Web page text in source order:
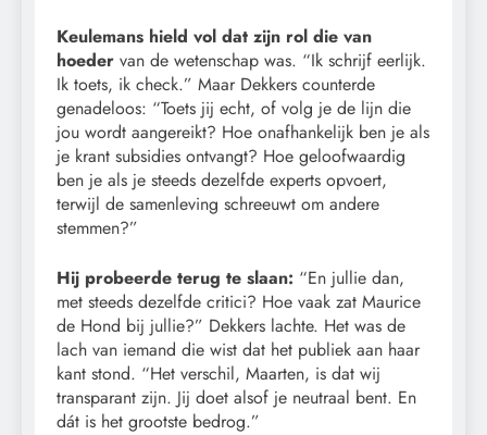
Keulemans hield vol dat zijn rol die van
hoeder van de wetenschap was. “Ik schrijf eerlijk.
Ik toets, ik check.” Maar Dekkers counterde
genadeloos: “Toets jij echt, of volg je de lijn die
jou wordt aangereikt? Hoe onafhankelijk ben je als
je krant subsidies ontvangt? Hoe geloofwaardig
ben je als je steeds dezelfde experts opvoert,
terwijl de samenleving schreeuwt om andere
stemmen?”
Hij probeerde terug te slaan: “En jullie dan,
met steeds dezelfde critici? Hoe vaak zat Maurice
de Hond bij jullie?” Dekkers lachte. Het was de
lach van iemand die wist dat het publiek aan haar
kant stond. “Het verschil, Maarten, is dat wij
transparant zijn. Jij doet alsof je neutraal bent. En
dát is het grootste bedrog.”